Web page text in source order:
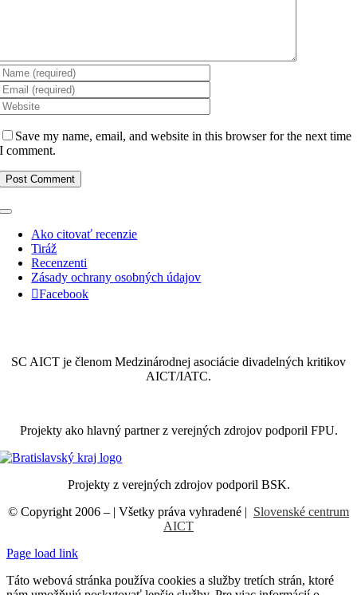
Save my name, email, and website in this browser for the next time
I comment.
Toggle
NavigationAko citovať recenzie
Tiráž
Recenzenti
Zásady ochrany osobných údajov
Facebook
SC AICT je členom Medzinárodnej asociácie divadelných kritikov
AICT/IATC.
Projekty ako hlavný partner z verejných zdrojov podporil FPU.
Projekty z verejných zdrojov podporil BSK.
© Copyright 2006 – | Všetky práva vyhradené | Slovenské centrum
AICT
Page load link
Táto webová stránka používa cookies a služby tretích strán, ktoré